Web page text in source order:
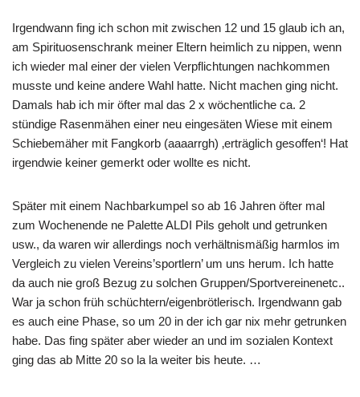
Irgendwann fing ich schon mit zwischen 12 und 15 glaub ich an,
am Spirituosenschrank meiner Eltern heimlich zu nippen, wenn
ich wieder mal einer der vielen Verpflichtungen nachkommen
musste und keine andere Wahl hatte. Nicht machen ging nicht.
Damals hab ich mir öfter mal das 2 x wöchentliche ca. 2
stündige Rasenmähen einer neu eingesäten Wiese mit einem
Schiebemäher mit Fangkorb (aaaarrgh) ‚erträglich gesoffen‘! Hat
irgendwie keiner gemerkt oder wollte es nicht.
Später mit einem Nachbarkumpel so ab 16 Jahren öfter mal
zum Wochenende ne Palette ALDI Pils geholt und getrunken
usw., da waren wir allerdings noch verhältnismäßig harmlos im
Vergleich zu vielen Vereins’sportlern’ um uns herum. Ich hatte
da auch nie groß Bezug zu solchen Gruppen/Sportvereinenetc..
War ja schon früh schüchtern/eigenbrötlerisch. Irgendwann gab
es auch eine Phase, so um 20 in der ich gar nix mehr getrunken
habe. Das fing später aber wieder an und im sozialen Kontext
ging das ab Mitte 20 so la la weiter bis heute. …